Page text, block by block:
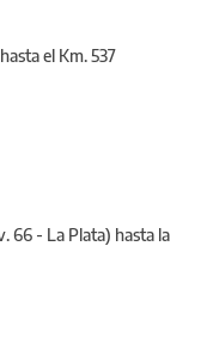
el Km. 537
66 - La Plata) hasta la